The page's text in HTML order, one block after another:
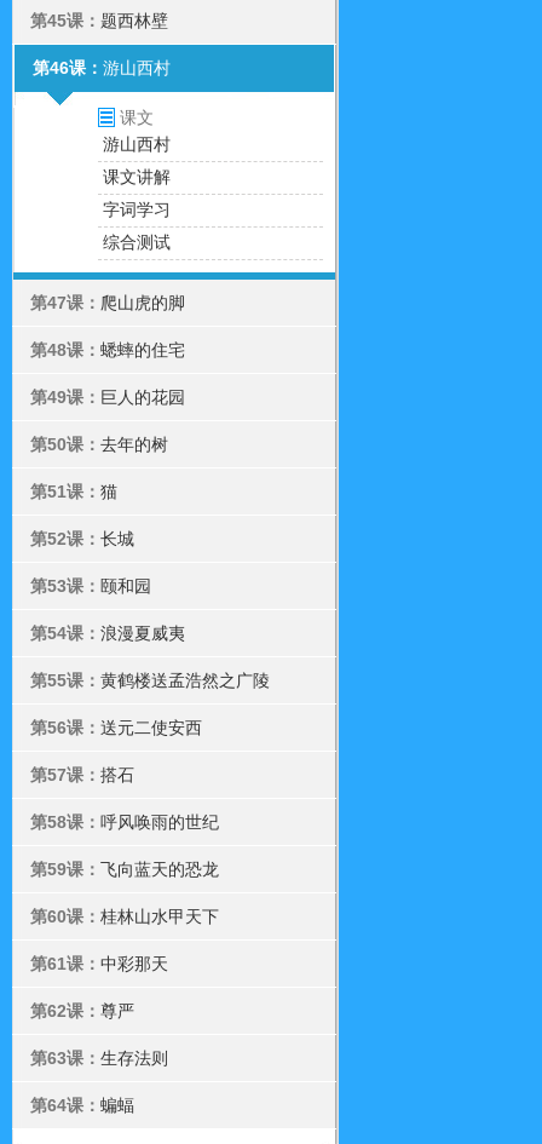
第45课： 题西林壁
第46课： 游山西村
课文
游山西村
课文讲解
字词学习
综合测试
第47课： 爬山虎的脚
第48课： 蟋蟀的住宅
第49课： 巨人的花园
第50课： 去年的树
第51课： 猫
第52课： 长城
第53课： 颐和园
第54课： 浪漫夏威夷
第55课： 黄鹤楼送孟浩然之广陵
第56课： 送元二使安西
第57课： 搭石
第58课： 呼风唤雨的世纪
第59课： 飞向蓝天的恐龙
第60课： 桂林山水甲天下
第61课： 中彩那天
第62课： 尊严
第63课： 生存法则
第64课： 蝙蝠